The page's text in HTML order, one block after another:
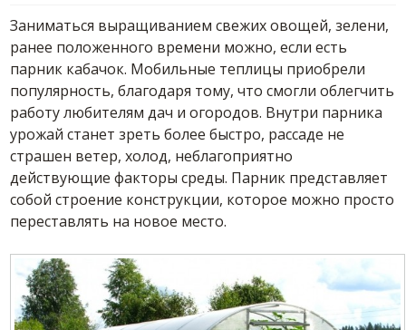
Заниматься выращиванием свежих овощей, зелени,
ранее положенного времени можно, если есть
парник кабачок. Мобильные теплицы приобрели
популярность, благодаря тому, что смогли облегчить
работу любителям дач и огородов. Внутри парника
урожай станет зреть более быстро, рассаде не
страшен ветер, холод, неблагоприятно
действующие факторы среды. Парник представляет
собой строение конструкции, которое можно просто
переставлять на новое место.